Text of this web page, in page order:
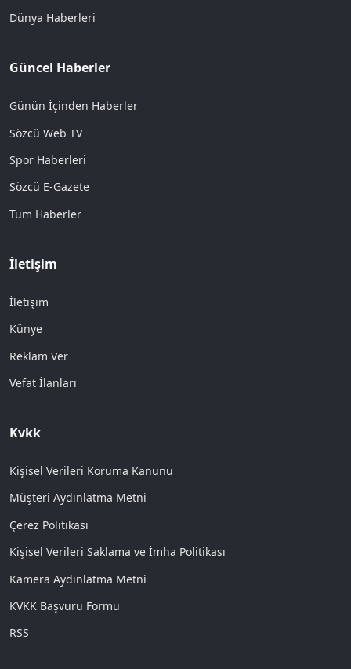
Dünya Haberleri
Güncel Haberler
Günün İçinden Haberler
Sözcü Web TV
Spor Haberleri
Sözcü E-Gazete
Tüm Haberler
İletişim
İletişim
Künye
Reklam Ver
Vefat İlanları
Kvkk
Kişisel Verileri Koruma Kanunu
Müşteri Aydınlatma Metni
Çerez Politikası
Kişisel Verileri Saklama ve İmha Politikası
Kamera Aydınlatma Metni
KVKK Başvuru Formu
RSS